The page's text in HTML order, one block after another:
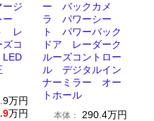
ジ
ー
レ
コ
万円
万円
ー バックカメ
ラ パワーシー
ト パワーバック
ドア レーダーク
ルーズコントロー
ル デジタルイン
ナーミラー オー
トホール
本体： 290.4万円